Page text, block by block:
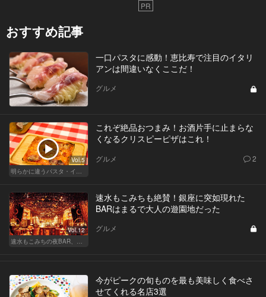
PR
おすすめ記事
一口パスタに感動！恵比寿で注目のイタリ
アンは間違いなくここだ！
グルメ
Vol.5
明らかに違うパスタ・イタリアン
これぞ絶品おつまみ！お酒片手に止まらな
くなるクリスピーピザはこれ！
グルメ 2
Vol.12
速水もこみちの夜BAR、夜メシ、夜レシピ
速水もこみちも絶賛！銀座に突如現れた
BARはまるで大人の遊園地だった
グルメ
今がピークの旬ものを最も美味しく食べさ
せてくれる名店3選